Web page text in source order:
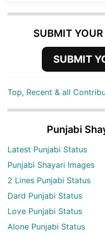
SUBMIT
SUBMIT
Top, Recent & all
Punjabi
Latest Punjabi Status
Punjabi Shayari Images
2 Lines Punjabi Status
Dard Punjabi Status
Love Punjabi Status
Alone Punjabi Status